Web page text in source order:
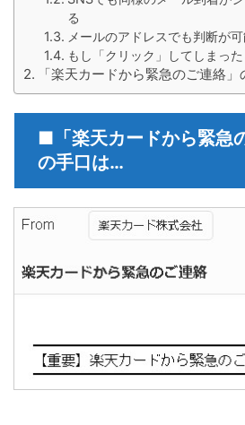
る
メールのアドレスでも判断が
もし「クリック」してしまっ
「楽天カードから緊急のご連絡」
■「楽天カードから緊急
の手口は…